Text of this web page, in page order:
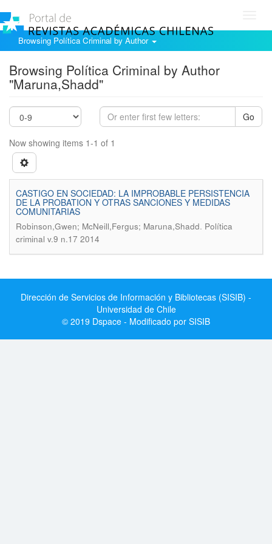
Browsing Política Criminal by Author
Browsing Política Criminal by Author
"Maruna,Shadd"
Go
Now showing items 1-1 of 1
CASTIGO EN SOCIEDAD: LA IMPROBABLE PERSISTENCIA
DE LA PROBATION Y OTRAS SANCIONES Y MEDIDAS
COMUNITARIAS
Robinson,Gwen; McNeill,Fergus; Maruna,Shadd. Política
criminal v.9 n.17 2014
Dirección de Servicios de Información y Bibliotecas (SISIB) -
Universidad de Chile
© 2019 Dspace - Modificado por SISIB